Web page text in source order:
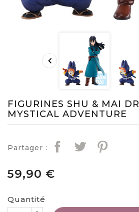

FIGURINES SHU & MAI
MYSTICAL ADVENTURE
Partager :
59,90 €
Quantité